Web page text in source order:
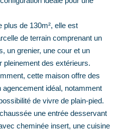
plus de 130m², elle est
de terrain comprenant un
un grenier, une cour et un
pleinement des extérieurs.
cette maison offre des
idéal, notamment
de vivre de plain-pied.
une entrée desservant
cheminée insert, une cuisine